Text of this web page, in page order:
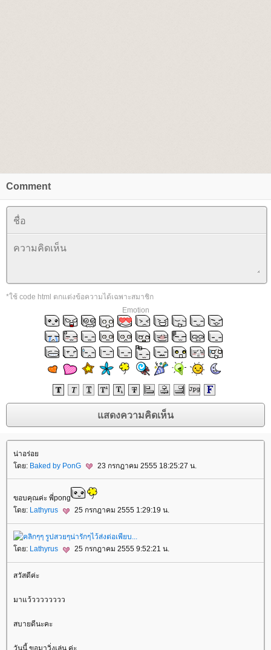
Comment
*ใช้ code html ตกแต่งข้อความได้เฉพาะสมาชิก
Emotion
น่าอร่อ
ดย: Baked by PonG 23 กรกฎาคม 2555 18:25:27 น.
ขอบคุณค่ะ พี่pong
ดย: Lathyrus 25 กรกฎาคม 2555 1:29:19 น.
ดย: Lathyrus 25 กรกฎาคม 2555 9:52:21 น.
สวัสดีค่ะ
มาแว้วววววววว
สบายดีนะคะ
วันนี้ ขอมาวิ่งเล่น ค่ะ